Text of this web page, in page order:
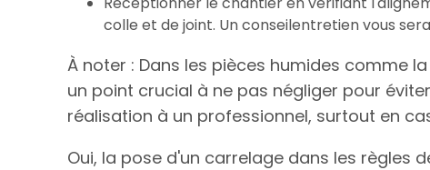
colle et de joint. Un conseilentretien vous
À noter : Dans les pièces humides comme
un point crucial à ne pas négliger pour
réalisation à un professionnel, surtout en
Oui, la pose d'un carrelage dans les règles